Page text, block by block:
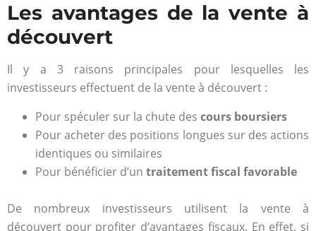
Les avantages de la vente à
découvert
Il y a 3 raisons principales pour lesquelles les
investisseurs effectuent de la vente à découvert :
Pour spéculer sur la chute des cours boursiers
Pour acheter des positions longues sur des actions
identiques ou similaires
Pour bénéficier d’un traitement fiscal favorable
De nombreux investisseurs utilisent la vente à
découvert pour profiter d’avantages fiscaux. En effet, si